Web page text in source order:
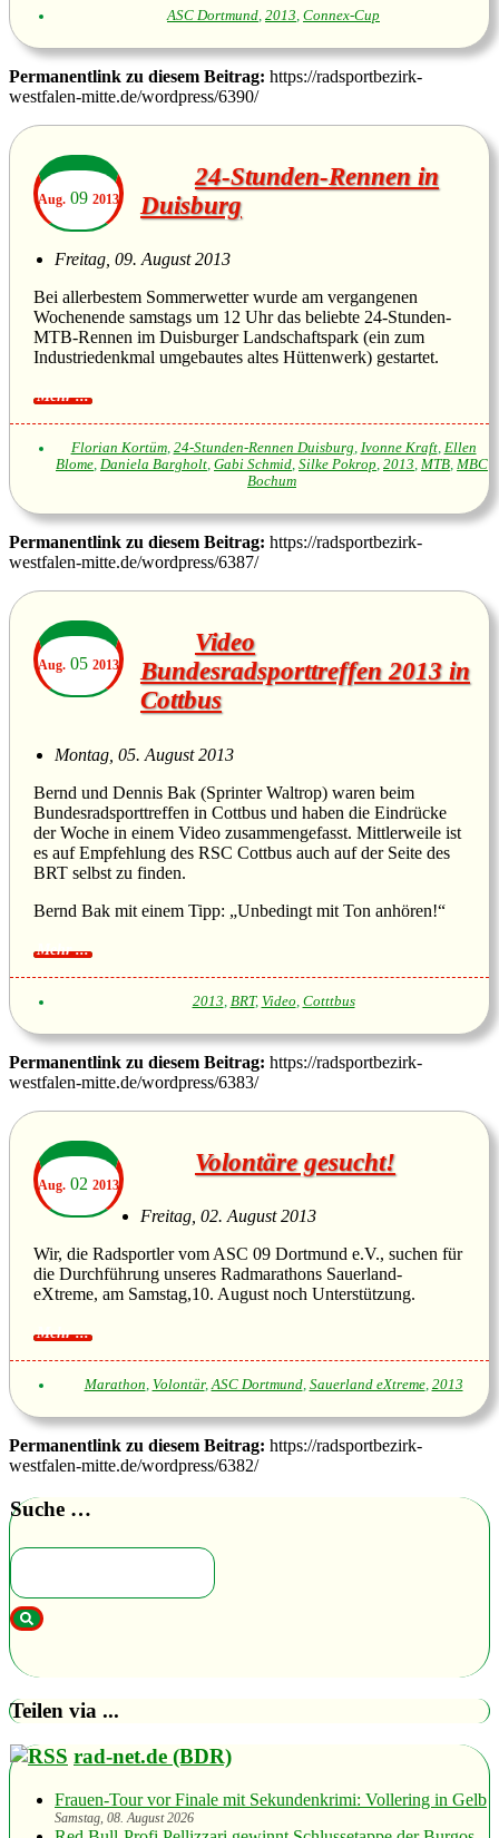
ASC Dortmund, 2013, Connex-Cup
Permanentlink zu diesem Beitrag: https://radsportbezirk-
westfalen-mitte.de/wordpress/6390/
Aug. 09 2013
24-Stunden-Rennen in
Duisburg
Freitag, 09. August 2013
Bei allerbestem Sommerwetter wurde am vergangenen
Wochenende samstags um 12 Uhr das beliebte 24-Stunden-
MTB-Rennen im Duisburger Landschaftspark (ein zum
Industriedenkmal umgebautes altes Hüttenwerk) gestartet.
Florian Kortüm, 24-Stunden-Rennen Duisburg, Ivonne Kraft, Ellen
Blome, Daniela Bargholt, Gabi Schmid, Silke Pokrop, 2013, MTB, MBC
Bochum
Permanentlink zu diesem Beitrag: https://radsportbezirk-
westfalen-mitte.de/wordpress/6387/
Aug. 05 2013
Video
Bundesradsporttreffen 2013 in
Cottbus
Montag, 05. August 2013
Bernd und Dennis Bak (Sprinter Waltrop) waren beim
Bundesradsporttreffen in Cottbus und haben die Eindrücke
der Woche in einem Video zusammengefasst. Mittlerweile ist
es auf Empfehlung des RSC Cottbus auch auf der Seite des
BRT selbst zu finden.
Bernd Bak mit einem Tipp: „Unbedingt mit Ton anhören!“
2013 BRT, Video Cotttbus
Permanentlink zu diesem Beitrag: https://radsportbezirk-
westfalen-mitte.de/wordpress/6383/
Aug. 02 2013
Volontäre gesucht!
Freitag, 02. August 2013
Wir, die Radsportler vom ASC 09 Dortmund e.V., suchen für
die Durchführung unseres Radmarathons Sauerland-
eXtreme, am Samstag,10. August noch Unterstützung.
Marathon, Volontär,ASC Dortmund, Sauerland eXtreme, 2013
Permanentlink zu diesem Beitrag: https://radsportbezirk-
westfalen-mitte.de/wordpress/6382/
Suche …
Teilen via ...
rad-net.de (BDR)
Frauen-Tour vor Finale mit Sekundenkrimi: Vollering in Gelb
Samstag, 08. August 2026